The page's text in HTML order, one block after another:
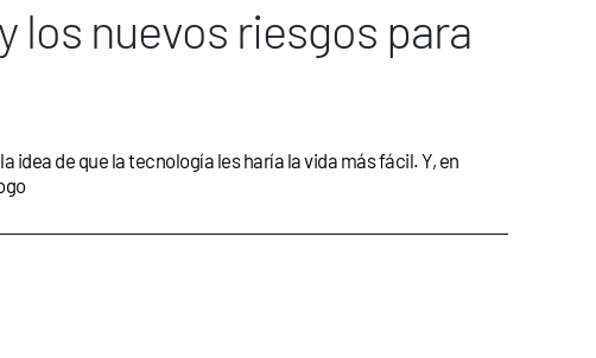
los nuevos riesgos para
idea de que la tecnología les haría la vida más fácil. Y, en